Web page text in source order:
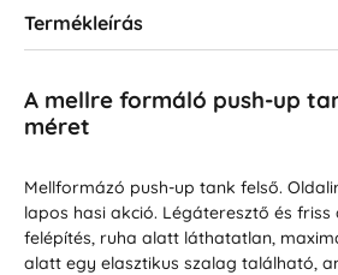
Termékleírás
A mellre formáló push-up
méret
Mellformázó push-up tank felső.
lapos hasi akció. Légáteresztő és
felépítés, ruha alatt láthatatlan,
alatt egy elasztikus szalag található,